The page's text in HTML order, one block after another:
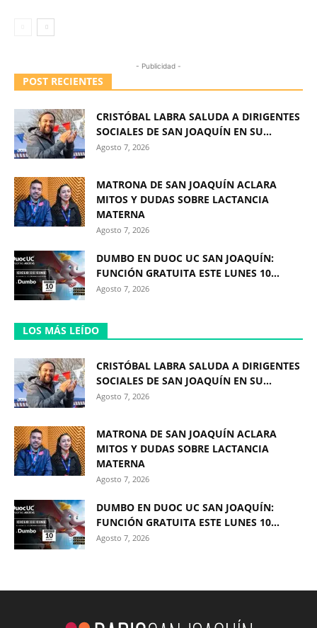
- Publicidad -
POST RECIENTES
CRISTÓBAL LABRA SALUDA A DIRIGENTES
SOCIALES DE SAN JOAQUÍN EN SU...
Agosto 7, 2026
MATRONA DE SAN JOAQUÍN ACLARA
MITOS Y DUDAS SOBRE LACTANCIA
MATERNA
Agosto 7, 2026
DUMBO EN DUOC UC SAN JOAQUÍN:
FUNCIÓN GRATUITA ESTE LUNES 10...
Agosto 7, 2026
LOS MÁS LEÍDO
CRISTÓBAL LABRA SALUDA A DIRIGENTES
SOCIALES DE SAN JOAQUÍN EN SU...
Agosto 7, 2026
MATRONA DE SAN JOAQUÍN ACLARA
MITOS Y DUDAS SOBRE LACTANCIA
MATERNA
Agosto 7, 2026
DUMBO EN DUOC UC SAN JOAQUÍN:
FUNCIÓN GRATUITA ESTE LUNES 10...
Agosto 7, 2026